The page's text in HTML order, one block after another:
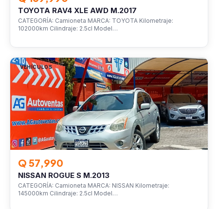
TOYOTA RAV4 XLE AWD M.2017
CATEGORÍA: Camioneta MARCA: TOYOTA Kilometraje:
102000km Cilindraje: 2.5cl Model…
VEHÍCULOS
Q 57,990
NISSAN ROGUE S M.2013
CATEGORÍA: Camioneta MARCA: NISSAN Kilometraje:
145000km Cilindraje: 2.5cl Model…